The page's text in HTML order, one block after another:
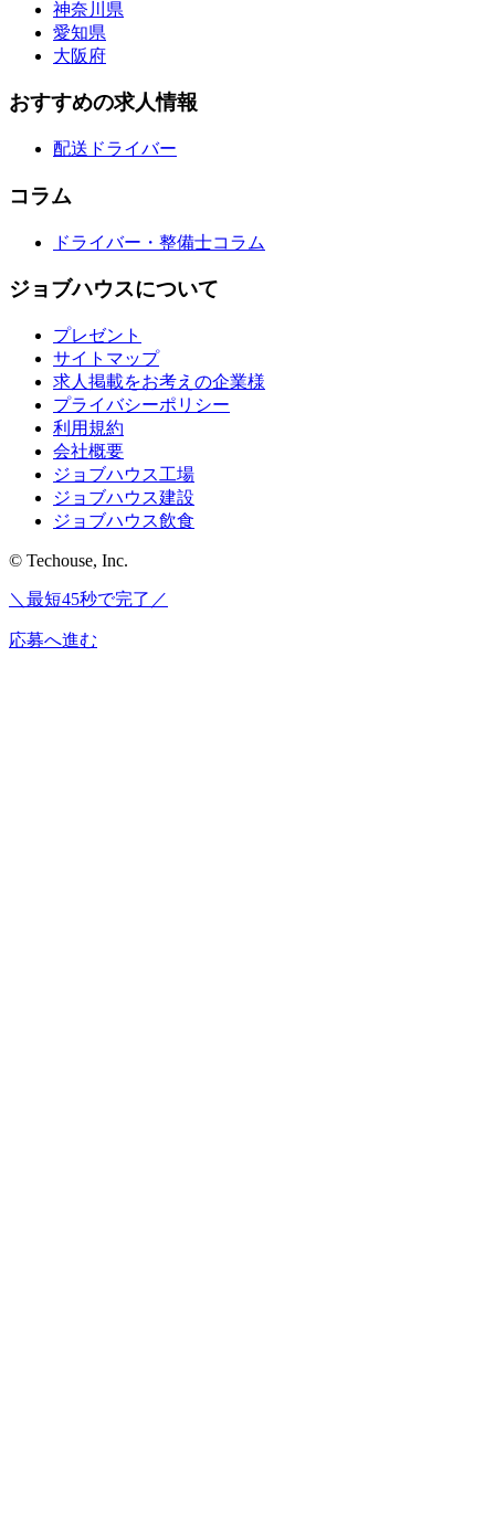
神奈川県
愛知県
大阪府
おすすめの求人情報
配送ドライバー
コラム
ドライバー・整備士コラム
ジョブハウスについて
プレゼント
サイトマップ
求人掲載をお考えの企業様
プライバシーポリシー
利用規約
会社概要
ジョブハウス工場
ジョブハウス建設
ジョブハウス飲食
© Techouse, Inc.
＼最短45秒で完了／
応募へ進む